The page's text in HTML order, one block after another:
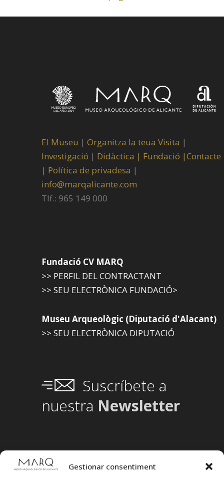
Gestionar consentiment
El Museu | Organitza la teua Visita |
Investigació | Didàctica | Fundació |Contacte
| Política de privadesa |
info@marqalicante.com
Tlf.: 965 149 000
Fundació CV MARQ
>> PERFIL DEL CONTRACTANT
>> SEU ELECTRÒNICA FUNDACIÓ>
Museu Arqueològic (Diputació d'Alacant)
>> SEU ELECTRÒNICA DIPUTACIÓ
Suscríbete a
nuestra Newsletter